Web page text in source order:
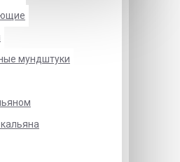
мундштуки